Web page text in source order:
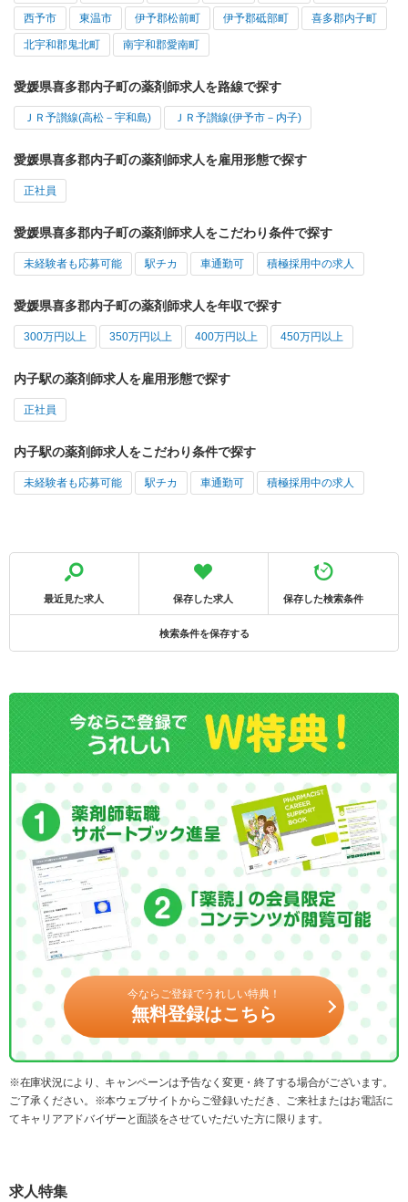
西予市 東温市 伊予郡松前町 伊予郡砥部町 喜多郡内子町
北宇和郡鬼北町 南宇和郡愛南町
愛媛県喜多郡内子町の薬剤師求人を路線で探す
ＪＲ予讃線(高松－宇和島) ＪＲ予讃線(伊予市－内子)
愛媛県喜多郡内子町の薬剤師求人を雇用形態で探す
正社員
愛媛県喜多郡内子町の薬剤師求人をこだわり条件で探す
未経験者も応募可能 駅チカ 車通勤可 積極採用中の求人
愛媛県喜多郡内子町の薬剤師求人を年収で探す
300万円以上 350万円以上 400万円以上 450万円以上
内子駅の薬剤師求人を雇用形態で探す
正社員
内子駅の薬剤師求人をこだわり条件で探す
未経験者も応募可能 駅チカ 車通勤可 積極採用中の求人
最近見た求人 保存した求人 保存した検索条件
検索条件を保存する
今ならご登録でうれしい特典！
無料登録はこちら
※在庫状況により、キャンペーンは予告なく変更・終了する場合がございます。
ご了承ください。※本ウェブサイトからご登録いただき、ご来社またはお電話に
てキャリアアドバイザーと面談をさせていただいた方に限ります。
求人特集